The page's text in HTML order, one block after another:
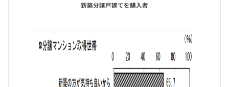
新築分譲戸建てを購入者